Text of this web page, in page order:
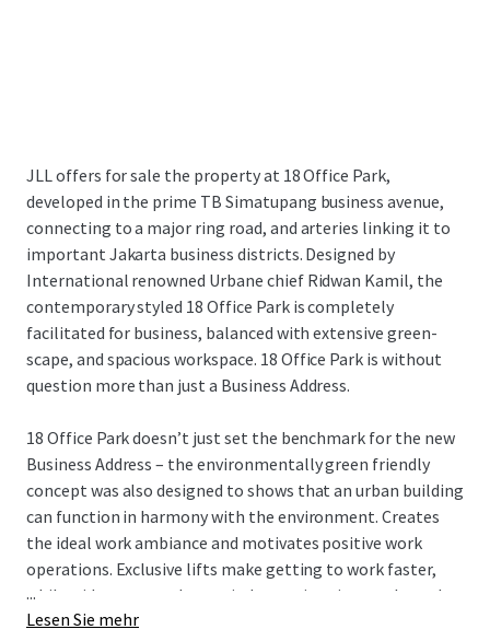
JLL offers for sale the property at 18 Office Park,
developed in the prime TB Simatupang business avenue,
connecting to a major ring road, and arteries linking it to
important Jakarta business districts. Designed by
International renowned Urbane chief Ridwan Kamil, the
contemporary styled 18 Office Park is completely
facilitated for business, balanced with extensive green-
scape, and spacious workspace. 18 Office Park is without
question more than just a Business Address.
18 Office Park doesn’t just set the benchmark for the new
Business Address – the environmentally green friendly
concept was also designed to shows that an urban building
can function in harmony with the environment. Creates
the ideal work ambiance and motivates positive work
operations. Exclusive lifts make getting to work faster,
while wide green park area, indoor swimming pools, and
executive dining creates a relaxed work atmosphere.
...
Lesen Sie mehr